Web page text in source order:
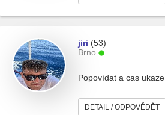
jiri (53)
Brno
Popovídat a cas ukaze
DETAIL / ODPOVĚDĚT